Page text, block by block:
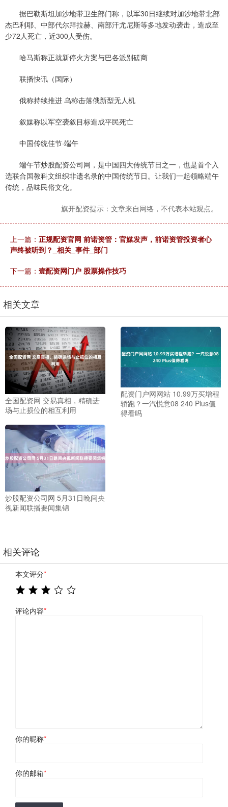
据巴勒斯坦加沙地带卫生部门称，以军30日继续对加沙地带北部
杰巴利耶、中部代尔拜拉赫、南部汗尤尼斯等多地发动袭击，造成至
少72人死亡，近300人受伤。
哈马斯称正就新停火方案与巴各派别磋商
联播快讯（国际）
俄称持续推进 乌称击落俄新型无人机
叙媒称以军空袭叙目标造成平民死亡
中国传统佳节·端午
端午节炒股配资公司网，是中国四大传统节日之一，也是首个入
选联合国教科文组织非遗名录的中国传统节日。让我们一起领略端午
传统，品味民俗文化。
旗开配资提示：文章来自网络，不代表本站观点。
上一篇： 正规配资官网 前诺资管：官媒发声，前诺资管投资者心
声终被听到？_相关_事件_部门
下一篇： 壹配资网门户 股票操作技巧
相关文章
全国配资网 交易真相，精确进
场与止损位的相互利用
配资门户网网站 10.99万买增程
轿跑？一汽悦意08 240 Plus值
得看吗
炒股配资公司网 5月31日晚间央
视新闻联播要闻集锦
相关评论
本文评分*
评论内容*
你的昵称*
你的邮箱*